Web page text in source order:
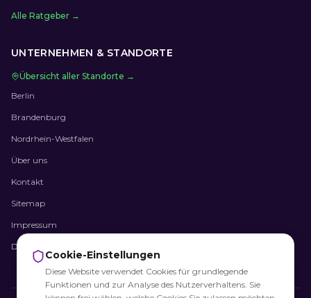
Alle Ratgeber →
UNTERNEHMEN & STANDORTE
Übersicht aller Standorte →
Berlin
Brandenburg
Nordrhein-Westfalen
Über uns
Kontakt
Sitemap
Impressum
Datenschutz
Cookie-Einstellungen
Diese Website verwendet Cookies für grundlegende
Funktionen und zur Analyse des Nutzerverhaltens. Sie